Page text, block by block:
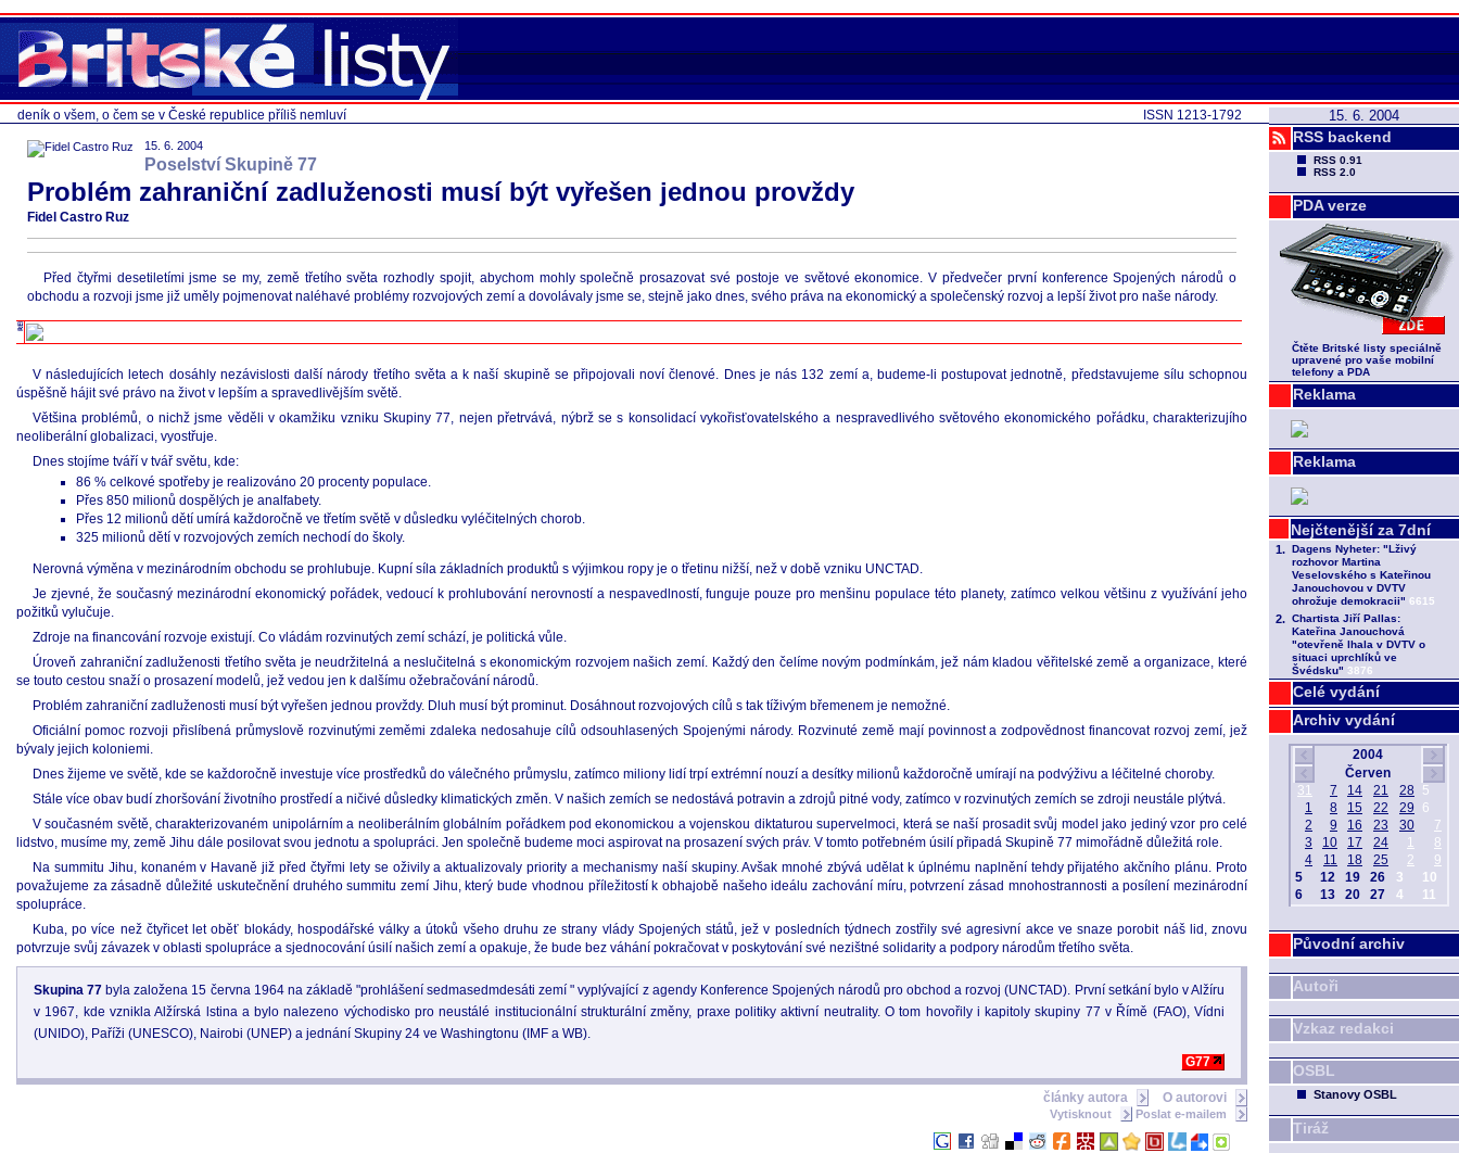
15. 6. 2004
RSS backend
RSS 0.91
RSS 2.0
PDA verze
Čtěte Britské listy speciálně
upravené pro vaše mobilní
telefony a PDA
Reklama
Reklama
Celé vydání
Archiv vydání
Původní archiv
Autoři
Vzkaz redakci
OSBL
Stanovy OSBL
Tiráž
ISSN 1213-1792
deník o všem, o čem se v České republice příliš nemluví
15. 6. 2004
Poselství Skupině 77
Problém zahraniční zadluženosti musí být vyřešen jednou provždy
Fidel Castro Ruz
Před čtyřmi desetiletími jsme se my, země třetího světa rozhodly spojit, abychom mohly společně prosazovat své postoje ve světové ekonomice. V předvečer první konference Spojených národů o
obchodu a rozvoji jsme již uměly pojmenovat naléhavé problémy rozvojových zemí a dovolávaly jsme se, stejně jako dnes, svého práva na ekonomický a společenský rozvoj a lepší život pro naše národy.
V následujících letech dosáhly nezávislosti další národy třetího světa a k naší skupině se připojovali noví členové. Dnes je nás 132 zemí a, budeme-li postupovat jednotně, představujeme sílu schopnou
úspěšně hájit své právo na život v lepším a spravedlivějším světě.
Většina problémů, o nichž jsme věděli v okamžiku vzniku Skupiny 77, nejen přetrvává, nýbrž se s konsolidací vykořisťovatelského a nespravedlivého světového ekonomického pořádku, charakterizujího
neoliberální globalizaci, vyostřuje.
Dnes stojíme tváří v tvář světu, kde:
86 % celkové spotřeby je realizováno 20 procenty populace.
Přes 850 milionů dospělých je analfabety.
Přes 12 milionů dětí umírá každoročně ve třetím světě v důsledku vyléčitelných chorob.
325 milionů dětí v rozvojových zemích nechodí do školy.
Nerovná výměna v mezinárodním obchodu se prohlubuje. Kupní síla základních produktů s výjimkou ropy je o třetinu nižší, než v době vzniku UNCTAD.
Je zjevné, že současný mezinárodní ekonomický pořádek, vedoucí k prohlubování nerovností a nespavedlností, funguje pouze pro menšinu populace této planety, zatímco velkou většinu z využívání jeho
požitků vylučuje.
Zdroje na financování rozvoje existují. Co vládám rozvinutých zemí schází, je politická vůle.
Úroveň zahraniční zadluženosti třetího světa je neudržitelná a neslučitelná s ekonomickým rozvojem našich zemí. Každý den čelíme novým podmínkám, jež nám kladou věřitelské země a organizace, které
se touto cestou snaží o prosazení modelů, jež vedou jen k dalšímu ožebračování národů.
Problém zahraniční zadluženosti musí být vyřešen jednou provždy. Dluh musí být prominut. Dosáhnout rozvojových cílů s tak tíživým břemenem je nemožné.
Oficiální pomoc rozvoji přislíbená průmyslově rozvinutými zeměmi zdaleka nedosahuje cílů odsouhlasených Spojenými národy. Rozvinuté země mají povinnost a zodpovědnost financovat rozvoj zemí, jež
bývaly jejich koloniemi.
Dnes žijeme ve světě, kde se každoročně investuje více prostředků do válečného průmyslu, zatímco miliony lidí trpí extrémní nouzí a desítky milionů každoročně umírají na podvýživu a léčitelné choroby.
Stále více obav budí zhoršování životního prostředí a ničivé důsledky klimatických změn. V našich zemích se nedostává potravin a zdrojů pitné vody, zatímco v rozvinutých zemích se zdroji neustále plýtvá.
V současném světě, charakterizovaném unipolárním a neoliberálním globálním pořádkem pod ekonomickou a vojenskou diktaturou supervelmoci, která se naší prosadit svůj model jako jediný vzor pro celé
lidstvo, musíme my, země Jihu dále posilovat svou jednotu a spolupráci. Jen společně budeme moci aspirovat na prosazení svých práv. V tomto potřebném úsilí připadá Skupině 77 mimořádně důležitá role.
Na summitu Jihu, konaném v Havaně již před čtyřmi lety se oživily a aktualizovaly priority a mechanismy naší skupiny. Avšak mnohé zbývá udělat k úplnému naplnění tehdy přijatého akčního plánu. Proto
považujeme za zásadně důležité uskutečnění druhého summitu zemí Jihu, který bude vhodnou příležitostí k obhajobě našeho ideálu zachování míru, potvrzení zásad mnohostrannosti a posílení mezinárodní
spolupráce.
Kuba, po více než čtyřicet let oběť blokády, hospodářské války a útoků všeho druhu ze strany vlády Spojených států, jež v posledních týdnech zostřily své agresivní akce ve snaze porobit náš lid, znovu
potvrzuje svůj závazek v oblasti spolupráce a sjednocování úsilí našich zemí a opakuje, že bude bez váhání pokračovat v poskytování své nezištné solidarity a podpory národům třetího světa.
Skupina 77 byla založena 15 června 1964 na základě "prohlášení sedmasedmdesáti zemí " vyplývající z agendy Konference Spojených národů pro obchod a rozvoj (UNCTAD). První setkání bylo v Alžíru
v 1967, kde vznikla Alžírská lstina a bylo nalezeno východisko pro neustálé institucionální strukturální změny, praxe politiky aktivní neutrality. O tom hovořily i kapitoly skupiny 77 v Římě (FAO), Vídni
(UNIDO), Paříži (UNESCO), Nairobi (UNEP) a jednání Skupiny 24 ve Washingtonu (IMF a WB).
G77
články autora O autorovi
Vytisknout Poslat e-mailem